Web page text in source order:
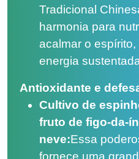
Tradicional
harmonia para
acalmar o
energia
Antioxidante e
Cultivo de
fruto de figo-da-
neve:Essa
fornece uma